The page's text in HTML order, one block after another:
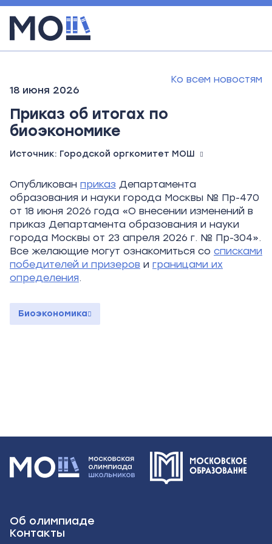
18 июня 2026
Ко всем новостям
Приказ об итогах по
биоэкономике
Источник: Городской оргкомитет МОШ
Опубликован приказ Департамента
образования и науки города Москвы № Пр-470
от 18 июня 2026 года «О внесении изменений в
приказ Департамента образования и науки
города Москвы от 23 апреля 2026 г. № Пр-304».
Все желающие могут ознакомиться со списками
победителей и призеров и границами их
определения.
Биоэкономика
Об олимпиаде
Контакты